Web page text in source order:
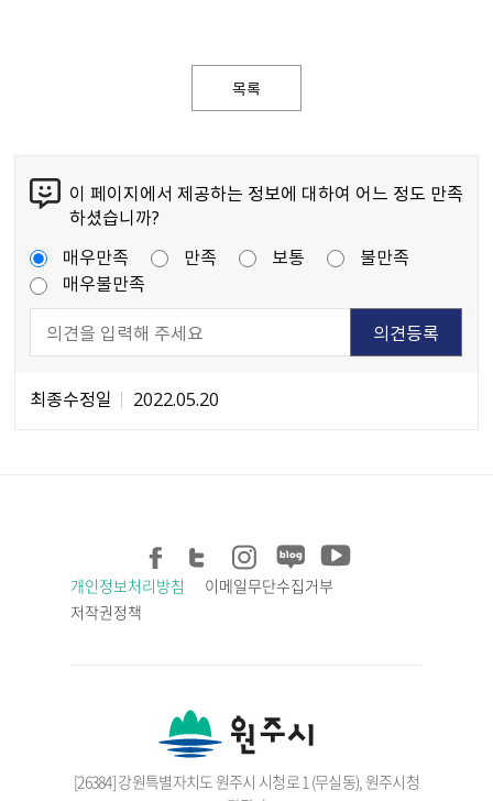
목록
이 페이지에서 제공하는 정보에 대하여 어느 정도 만족
하셨습니까?
매우만족
만족 보통
불만족
매우불만족
최종수정일 2022.05.20
개인정보처리방침
이메일무단수집거부
저작권정책
[26384] 강원특별자치도 원주시 시청로 1 (무실동), 원주시청